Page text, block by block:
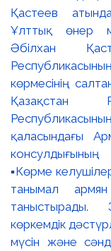
Қастеев
Ұлттық өнер
Әбілхан
көрмесінің
Қазақстан
қаласындағы
▪️Көрме
танымал армян
таныстырады.
көркемдік
мүсін және